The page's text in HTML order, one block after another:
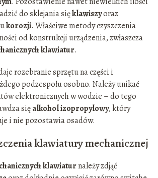
do sklejania sięklawiszyoraz
korozji. Właściwe metody czyszczenia
od konstrukcji urządzenia, zwłaszcza
klawiatur.
rozebranie sprzętu na części i
podzespołu osobno. Należy unikać
elektronicznych w wodzie – do tego
sięalkohol izopropylowy, który
i nie pozostawia osadów.
klawiatury mechanicznej
klawiaturnależy zdjąć